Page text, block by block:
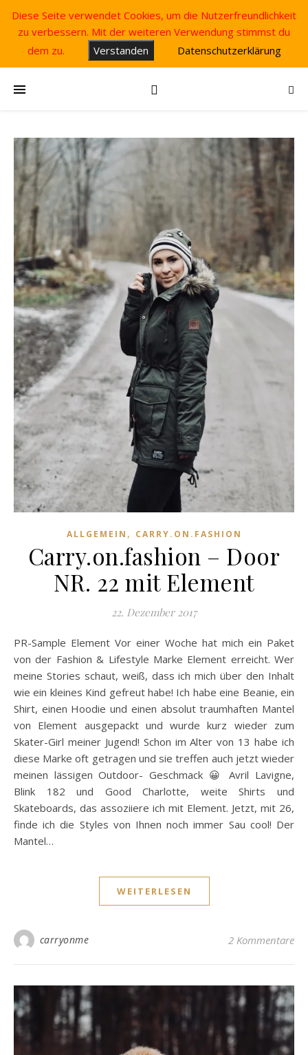
ALLGEMEIN , CARRY.ON.FASHION
Carry.on.fashion – Door
NR. 22 mit Element
22. Dezember 2017
PR-Sample Element Vor einer Woche hat mich ein Paket
von der Fashion & Lifestyle Marke Element erreicht. Wer
meine Stories schaut, weiß, dass ich mich über den Inhalt
wie ein kleines Kind gefreut habe! Ich habe eine Beanie, ein
Shirt, einen Hoodie und einen absolut traumhaften Mantel
von Element ausgepackt und wurde kurz wieder zum
Skater-Girl meiner Jugend! Schon im Alter von 13 habe ich
diese Marke oft getragen und sie treffen auch jetzt wieder
meinen lässigen Outdoor- Geschmack 😀 Avril Lavigne,
Blink 182 und Good Charlotte, weite Shirts und
Skateboards, das assoziiere ich mit Element. Jetzt, mit 26,
finde ich die Styles von Ihnen noch immer Sau cool! Der
Mantel…
WEITERLESEN
carryonme 2 Kommentare
Diese Seite verwendet Cookies, um die Nutzerfreundlichkeit
zu verbessern. Mit der weiteren Verwendung stimmst du
dem zu.
Verstanden Datenschutzerklärung